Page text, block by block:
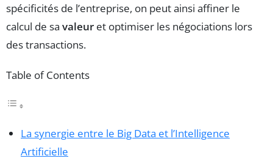
spécificités de l’entreprise, on peut ainsi affiner le
calcul de sa valeur et optimiser les négociations lors
des transactions.
Table of Contents
La synergie entre le Big Data et l’Intelligence
Artificielle